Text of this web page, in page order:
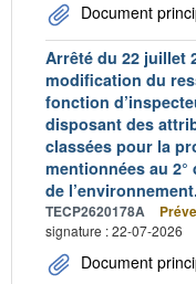
Document
Arrêté du 22 juillet
modification du
fonction
disposant des
classées pour la
mentionnées au 2°
de l’environnement.
TECP2620178A
signature : 22-07-2026
Document